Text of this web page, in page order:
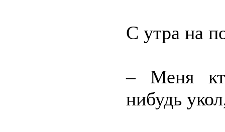
С утра на
– Меня
нибудь